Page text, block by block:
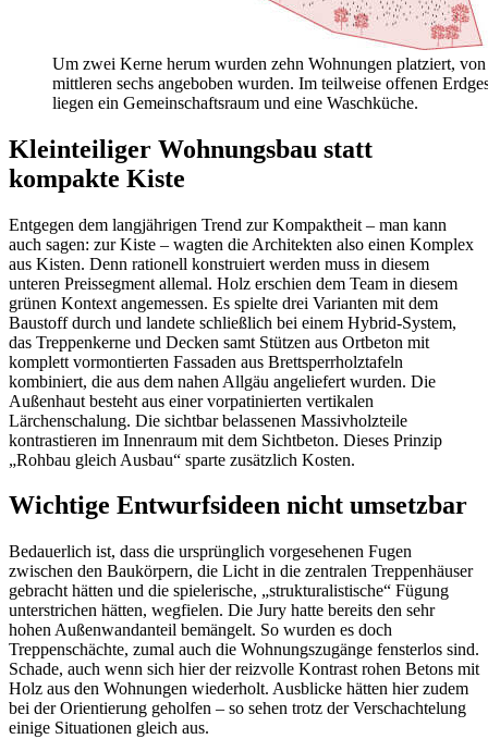
Um zwei Kerne herum wurden zehn Wohnungen platziert, von
mittleren sechs angeboben wurden. Im teilweise offenen
liegen ein Gemeinschaftsraum und eine Waschküche.
Kleinteiliger Wohnungsbau statt
kompakte Kiste
Entgegen dem langjährigen Trend zur Kompaktheit – man kann
auch sagen: zur Kiste – wagten die Architekten also einen Komplex
aus Kisten. Denn rationell konstruiert werden muss in diesem
unteren Preissegment allemal. Holz erschien dem Team in diesem
grünen Kontext angemessen. Es spielte drei Varianten mit dem
Baustoff durch und landete schließlich bei einem Hybrid-System,
das Treppenkerne und Decken samt Stützen aus Ortbeton mit
komplett vormontierten Fassaden aus Brettsperrholztafeln
kombiniert, die aus dem nahen Allgäu angeliefert wurden. Die
Außenhaut besteht aus einer vorpatinierten vertikalen
Lärchenschalung. Die sichtbar belassenen Massivholzteile
kontrastieren im Innenraum mit dem Sichtbeton. Dieses Prinzip
„Rohbau gleich Ausbau“ sparte zusätzlich Kosten.
Wichtige Entwurfsideen nicht umsetzbar
Bedauerlich ist, dass die ursprünglich vorgesehenen Fugen
zwischen den Baukörpern, die Licht in die zentralen Treppenhäuser
gebracht hätten und die spielerische, „strukturalistische“ Fügung
unterstrichen hätten, wegfielen. Die Jury hatte bereits den sehr
hohen Außenwandanteil bemängelt. So wurden es doch
Treppenschächte, zumal auch die Wohnungszugänge fensterlos sind.
Schade, auch wenn sich hier der reizvolle Kontrast rohen Betons mit
Holz aus den Wohnungen wiederholt. Ausblicke hätten hier zudem
bei der Orientierung geholfen – so sehen trotz der Verschachtelung
einige Situationen gleich aus.